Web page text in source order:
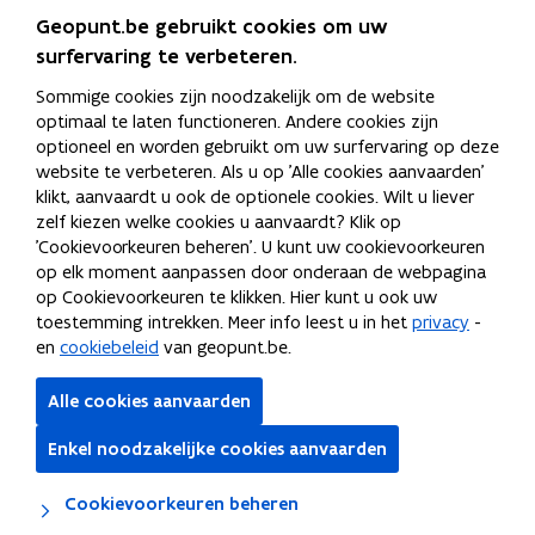
Lambert 2008
Lagen
navigeren.
Bevestig
keuze
met
"enter"
gebruik
de
"escape"
knop
om
suggestiebox
sluiten.
Geopunt.be gebruikt cookies om uw
surfervaring te verbeteren.
Sommige cookies zijn noodzakelijk om de website
optimaal te laten functioneren. Andere cookies zijn
optioneel en worden gebruikt om uw surfervaring op deze
website te verbeteren. Als u op 'Alle cookies aanvaarden'
klikt, aanvaardt u ook de optionele cookies. Wilt u liever
zelf kiezen welke cookies u aanvaardt? Klik op
'Cookievoorkeuren beheren'. U kunt uw cookievoorkeuren
op elk moment aanpassen door onderaan de webpagina
op Cookievoorkeuren te klikken. Hier kunt u ook uw
toestemming intrekken. Meer info leest u in het privacy -
en cookiebeleid van geopunt.be.
Alle cookies aanvaarden
Enkel noodzakelijke cookies aanvaarden
Cookievoorkeuren beheren